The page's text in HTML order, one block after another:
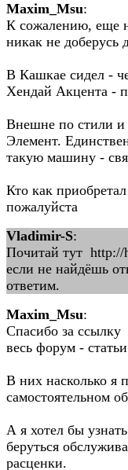
Maxim_Msu:
К сожалению, еще
никак не доберусь
В Кашкае сидел -
Хендай Акцента -
Внешне по стили и
Элемент.
такую машину -
Кто как
пожалуйста
Vladimir-S:
Почитай тут http://
если не найдёшь
ответим.
Maxim_Msu:
Спасибо за ссылку
весь форум -
В них насколько я
самостоятельном
А я хотел бы
беруться
расценки.